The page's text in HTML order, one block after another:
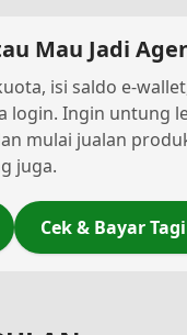
Mau Jadi
isi saldo e-
login. Ingin untung
mulai jualan
juga.
Cek & Bayar